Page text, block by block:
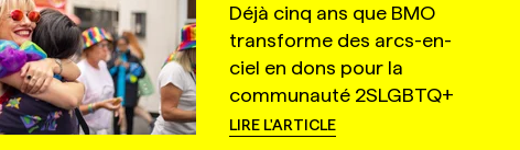
Déjà cinq ans que BMO
transforme des arcs-en-
ciel en dons pour la
communauté 2SLGBTQ+
LIRE L'ARTICLE